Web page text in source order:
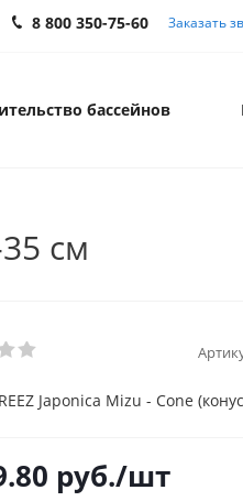
8 800 350-75-60 Заказать
бассейнов
см
Japonica Mizu - Cone
руб./шт